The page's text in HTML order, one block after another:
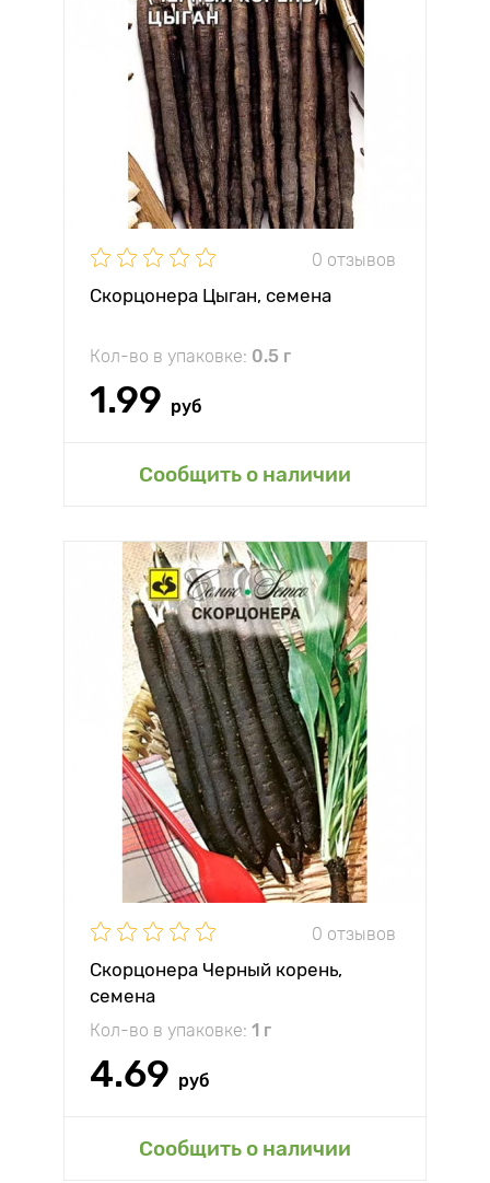
0 отзывов
Скорцонера Цыган, семена
Кол-во в упаковке: 0.5 г
1.99 руб
Сообщить о наличии
0 отзывов
Скорцонера Черный корень,
семена
Кол-во в упаковке: 1 г
4.69 руб
Сообщить о наличии